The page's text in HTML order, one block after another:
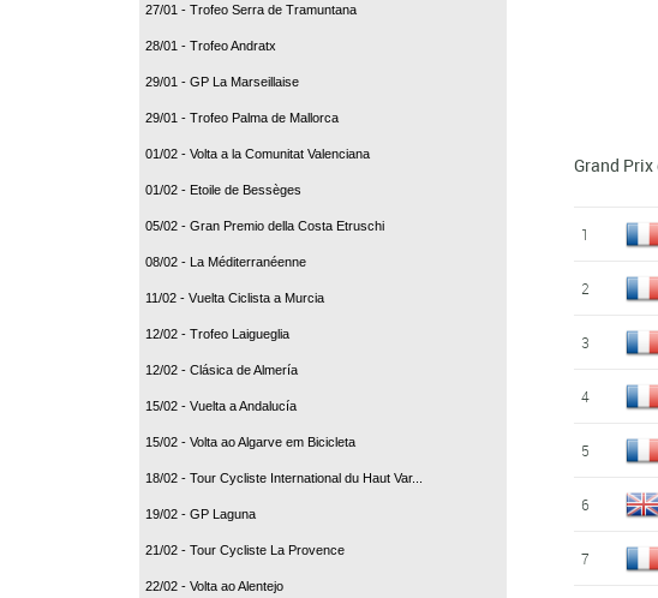
27/01 - Trofeo Serra de Tramuntana
28/01 - Trofeo Andratx
29/01 - GP La Marseillaise
29/01 - Trofeo Palma de Mallorca
01/02 - Volta a la Comunitat Valenciana
01/02 - Etoile de Bessèges
05/02 - Gran Premio della Costa Etruschi
08/02 - La Méditerranéenne
11/02 - Vuelta Ciclista a Murcia
12/02 - Trofeo Laigueglia
12/02 - Clásica de Almería
15/02 - Vuelta a Andalucía
15/02 - Volta ao Algarve em Bicicleta
18/02 - Tour Cycliste International du Haut Var...
19/02 - GP Laguna
21/02 - Tour Cycliste La Provence
22/02 - Volta ao Alentejo
Grand
1
2
3
4
5
6
7